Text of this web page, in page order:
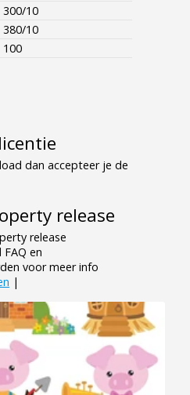
300/10
380/10
100
dan accepteer je de
release
release
en
voor meer info
|